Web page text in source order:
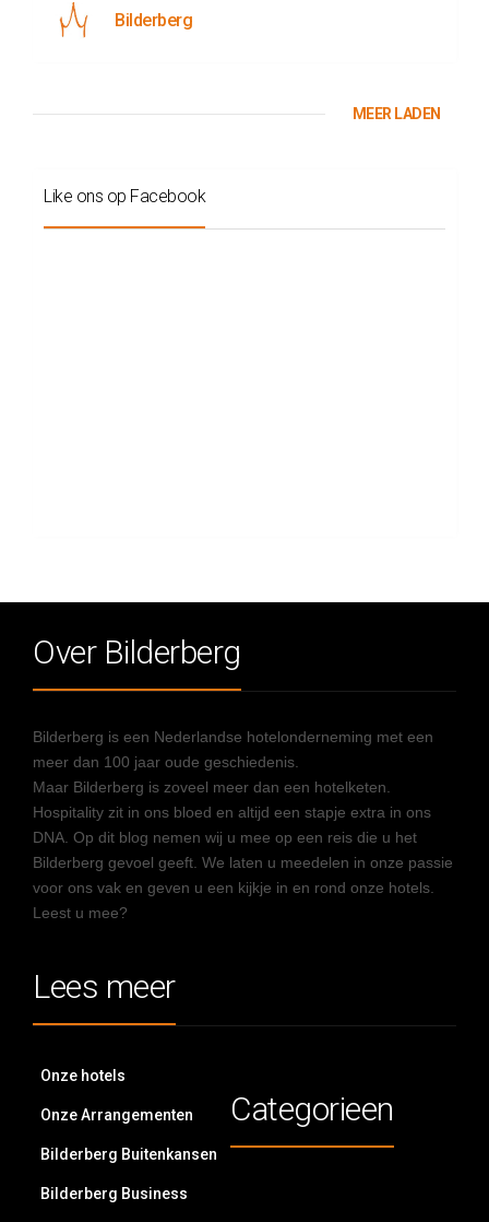
Bilderberg
MEER LADEN
Like ons op Facebook
Over Bilderberg
Bilderberg is een Nederlandse hotelonderneming met een
meer dan 100 jaar oude geschiedenis.
Maar Bilderberg is zoveel meer dan een hotelketen.
Hospitality zit in ons bloed en altijd een stapje extra in ons
DNA. Op dit blog nemen wij u mee op een reis die u het
Bilderberg gevoel geeft. We laten u meedelen in onze passie
voor ons vak en geven u een kijkje in en rond onze hotels.
Leest u mee?
Lees meer
Onze hotels
Onze Arrangementen
Bilderberg Buitenkansen
Bilderberg Business
Categorieen